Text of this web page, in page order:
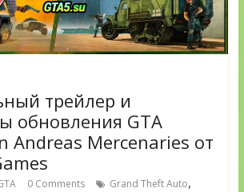
трейлер и
обновления GTA
Andreas Mercenaries от
0 Comments Grand Theft Auto,